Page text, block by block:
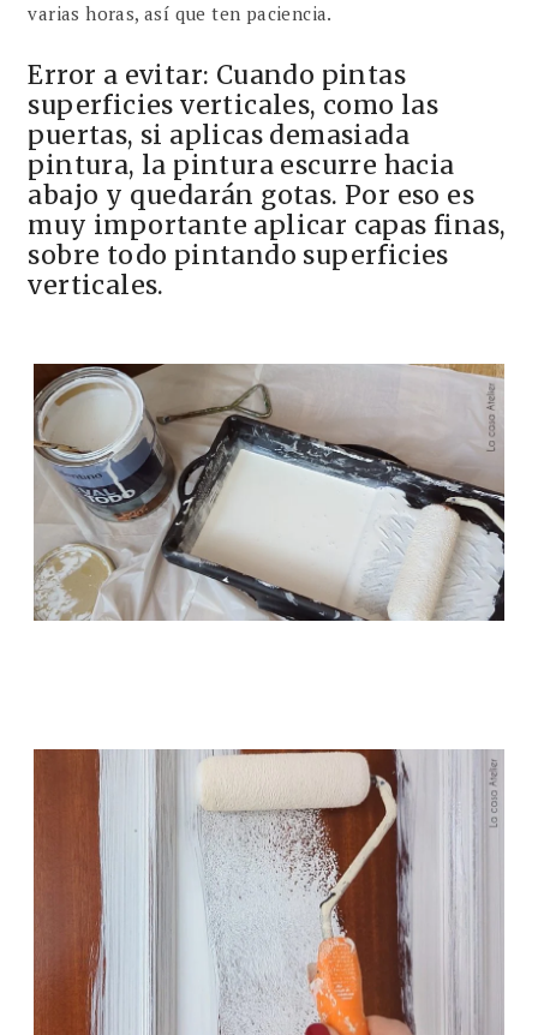
varias horas, así que ten paciencia.
Error a evitar: Cuando pintas
superficies verticales, como las
puertas, si aplicas demasiada
pintura, la pintura escurre hacia
abajo y quedarán gotas. Por eso es
muy importante aplicar capas finas,
sobre todo pintando superficies
verticales.